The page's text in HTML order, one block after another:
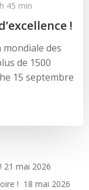
45 min
!
des
de 1500
15 septembre
21 mai 2026
! 18 mai 2026